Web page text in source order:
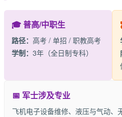
🎓 普高/中职生
路径： 高考 / 单招 / 职教高考
学制： 3年（全日制专科）
📅 军士涉及专业
飞机电子设备维修、液压与气动、